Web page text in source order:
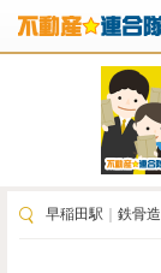
早稲田駅 鉄骨造